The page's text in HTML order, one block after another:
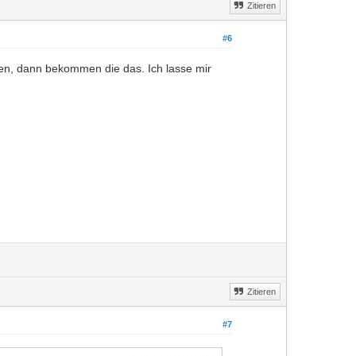
Zitieren
#6
dann bekommen die das. Ich lasse mir
Zitieren
#7